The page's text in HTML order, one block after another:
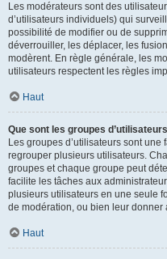
Les modérateurs sont des
d’utilisateurs individuels) qui
possibilité de modifier ou de
déverrouiller, les déplacer, les
modèrent. En règle générale, les
utilisateurs respectent les règles
Haut
Que sont les groupes
Les groupes d’utilisateurs sont
regrouper plusieurs utilisateurs.
groupes et chaque groupe peut
facilite les tâches aux
plusieurs utilisateurs en une seule
de modération, ou bien leur donner
Haut